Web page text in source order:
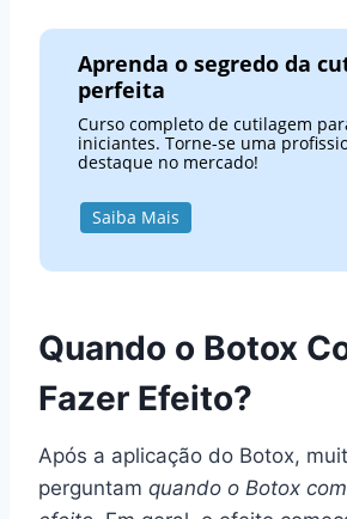
Aprenda o segredo da
perfeita
Curso completo de cutilagem
iniciantes. Torne-se uma
destaque no mercado!
Saiba Mais
Quando o Botox
Fazer Efeito?
Após a aplicação do Botox,
perguntam quando o Botox